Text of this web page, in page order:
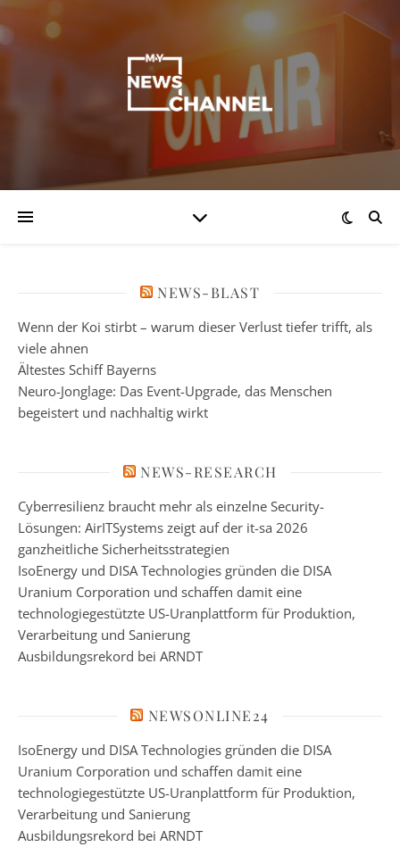
NEWS-BLAST
Wenn der Koi stirbt – warum dieser Verlust tiefer trifft, als
viele ahnen
Ältestes Schiff Bayerns
Neuro-Jonglage: Das Event-Upgrade, das Menschen
begeistert und nachhaltig wirkt
NEWS-RESEARCH
Cyberresilienz braucht mehr als einzelne Security-
Lösungen: AirITSystems zeigt auf der it-sa 2026
ganzheitliche Sicherheitsstrategien
IsoEnergy und DISA Technologies gründen die DISA
Uranium Corporation und schaffen damit eine
technologiegestützte US-Uranplattform für Produktion,
Verarbeitung und Sanierung
Ausbildungsrekord bei ARNDT
NEWSONLINE24
IsoEnergy und DISA Technologies gründen die DISA
Uranium Corporation und schaffen damit eine
technologiegestützte US-Uranplattform für Produktion,
Verarbeitung und Sanierung
Ausbildungsrekord bei ARNDT